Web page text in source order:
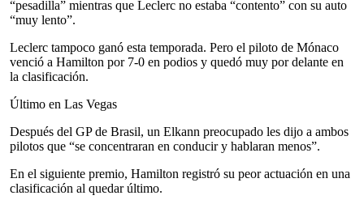
“pesadilla” mientras que Leclerc no estaba “contento” con su auto
“muy lento”.
Leclerc tampoco ganó esta temporada. Pero el piloto de Mónaco
venció a Hamilton por 7-0 en podios y quedó muy por delante en
la clasificación.
Último en Las Vegas
Después del GP de Brasil, un Elkann preocupado les dijo a ambos
pilotos que “se concentraran en conducir y hablaran menos”.
En el siguiente premio, Hamilton registró su peor actuación en una
clasificación al quedar último.